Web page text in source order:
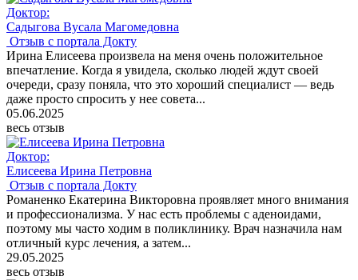
Доктор:
Садыгова Вусала Магомедовна
Отзыв с портала Докту
Ирина Елисеева произвела на меня очень положительное
впечатление. Когда я увидела, сколько людей ждут своей
очереди, сразу поняла, что это хороший специалист — ведь
даже просто спросить у нее совета...
05.06.2025
весь отзыв
Доктор:
Елисеева Ирина Петровна
Отзыв с портала Докту
Романенко Екатерина Викторовна проявляет много внимания
и профессионализма. У нас есть проблемы с аденоидами,
поэтому мы часто ходим в поликлинику. Врач назначила нам
отличный курс лечения, а затем...
29.05.2025
весь отзыв